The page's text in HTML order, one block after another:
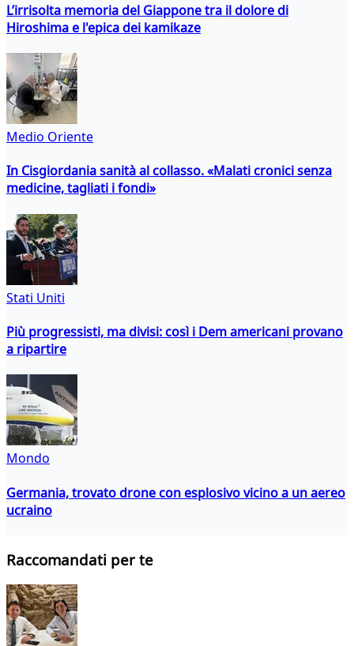
L’irrisolta memoria del Giappone tra il dolore di
Hiroshima e l'epica dei kamikaze
Medio Oriente
In Cisgiordania sanità al collasso. «Malati cronici senza
medicine, tagliati i fondi»
Stati Uniti
Più progressisti, ma divisi: così i Dem americani provano
a ripartire
Mondo
Germania, trovato drone con esplosivo vicino a un aereo
ucraino
Raccomandati per te